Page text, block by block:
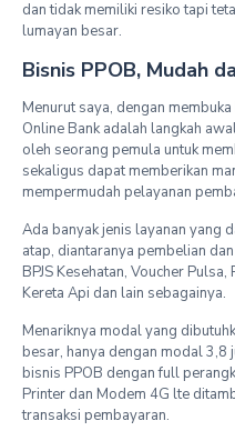
dan tidak memiliki resiko tapi
lumayan besar.
Bisnis PPOB, Mudah
Menurut saya, dengan
Online Bank adalah langkah
oleh seorang pemula untuk
sekaligus dapat memberikan
mempermudah pelayanan
Ada banyak jenis layanan yang
atap, diantaranya pembelian
BPJS Kesehatan, Voucher
Kereta Api dan lain sebagainya.
Menariknya modal yang
besar, hanya dengan modal 3,8
bisnis PPOB dengan full
Printer dan Modem 4G lte
transaksi pembayaran.